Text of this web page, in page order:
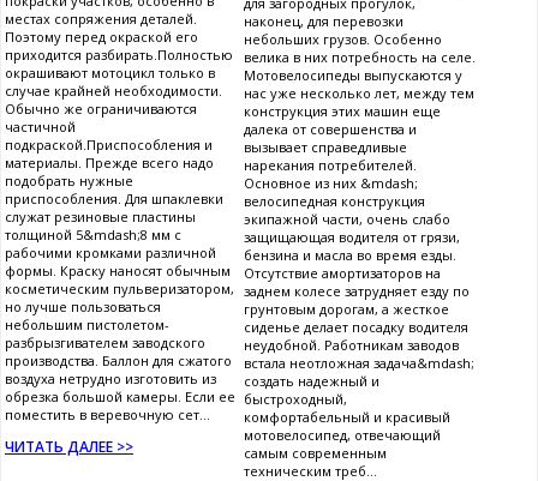
местах сопряжения деталей.
Поэтому перед окраской его
приходится разбирать.Полностью
окрашивают мотоцикл только в
случае крайней необходимости.
Обычно же ограничиваются
частичной
подкраской.Приспособления и
материалы. Прежде всего надо
подобрать нужные
приспособления. Для шпаклевки
служат резиновые пластины
толщиной 5&mdash;8 мм с
рабочими кромками различной
формы. Краску наносят обычным
косметическим пульверизатором,
но лучше пользоваться
небольшим пистолетом-
разбрызгивателем заводского
производства. Баллон для сжатого
воздуха нетрудно изготовить из
обрезка большой камеры. Если ее
поместить в веревочную сет...
ЧИТАТЬ ДАЛЕЕ >>
наконец, для перевозки
небольших грузов. Особенно
велика в них потребность на селе.
Мотовелосипеды выпускаются у
нас уже несколько лет, между тем
конструкция этих машин еще
далека от совершенства и
вызывает справедливые
нарекания потребителей.
Основное из них &mdash;
велосипедная конструкция
экипажной части, очень слабо
защищающая водителя от грязи,
бензина и масла во время езды.
Отсутствие амортизаторов на
заднем колесе затрудняет езду по
грунтовым дорогам, а жесткое
сиденье делает посадку водителя
неудобной. Работникам заводов
встала неотложная задача&mdash;
создать надежный и
быстроходный,
комфортабельный и красивый
мотовелосипед, отвечающий
самым современным
техническим треб...